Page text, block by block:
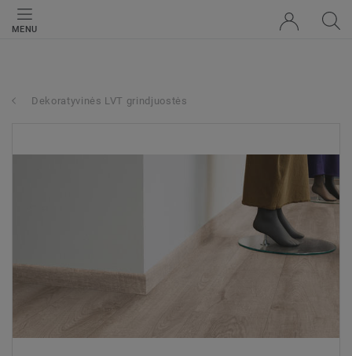
MENU
Dekoratyvinės LVT grindjuostės